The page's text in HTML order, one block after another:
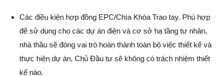
Các điều kiện hợp đồng EPC/Chìa Khóa Trao tay. Phù hợp
để sử dụng cho các dự án điện và cơ sở hạ tầng tư nhân,
nhà thầu sẽ đóng vai trò hoàn thành toàn bộ việc thiết kế và
thực hiện dự án, Chủ Đầu tư sẽ không có trách nhiệm thiết
kế nào.